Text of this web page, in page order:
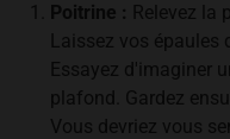
Poitrine : Relevez la
Laissez vos épaules
Essayez d'imaginer
plafond. Gardez
Vous devriez vous